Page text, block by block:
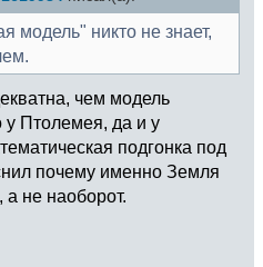
модель" никто не знает,
чем модель
у Птолемея, да и у
подгонка под
почему именно Земля
не наоборот.